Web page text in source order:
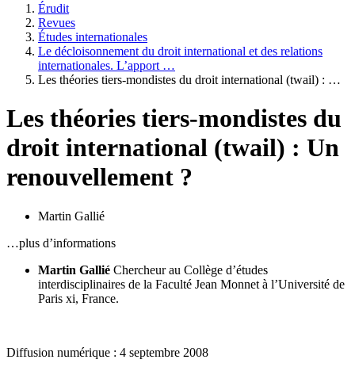
Érudit
Revues
Études internationales
Le décloisonnement du droit international et des relations
internationales. L’apport …
Les théories tiers-mondistes du droit international (twail) : …
Les théories tiers-mondistes du
droit international (twail) : Un
renouvellement ?
Martin Gallié
…plus d’informations
Martin Gallié Chercheur au Collège d’études
interdisciplinaires de la Faculté Jean Monnet à l’Université de
Paris xi, France.
Diffusion numérique : 4 septembre 2008